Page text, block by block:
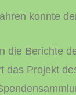
konnte
die Berichte
das Projekt